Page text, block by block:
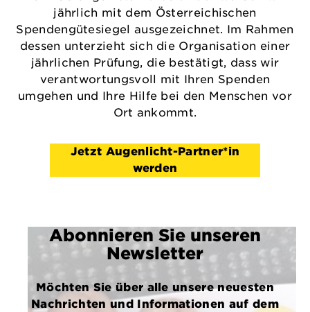
jährlich mit dem Österreichischen
Spendengütesiegel ausgezeichnet. Im Rahmen
dessen unterzieht sich die Organisation einer
jährlichen Prüfung, die bestätigt, dass wir
verantwortungsvoll mit Ihren Spenden
umgehen und Ihre Hilfe bei den Menschen vor
Ort ankommt.
Jetzt Augenlicht-Partner*in
werden
Abonnieren Sie unseren
Newsletter
Möchten Sie über alle unsere neuesten
Nachrichten und Informationen auf dem